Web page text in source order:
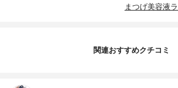
まつげ美容液
関連おすすめクチコミ